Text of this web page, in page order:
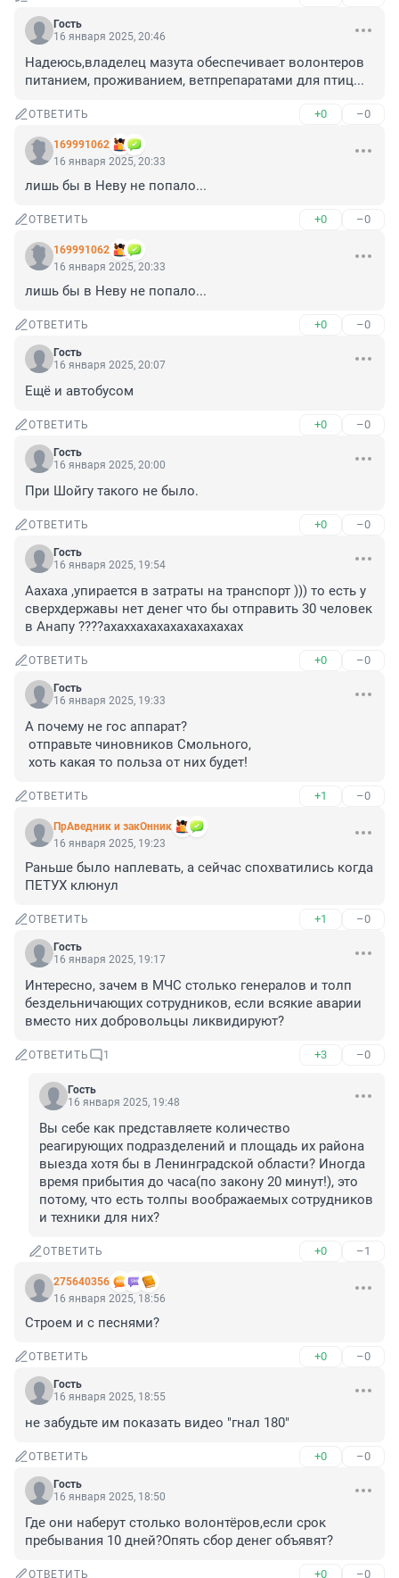
Гость
16 января 2025, 20:46
Надеюсь,владелец мазута обеспечивает волонтеров
питанием, проживанием, ветпрепаратами для птиц...
ОТВЕТИТЬ +0 –0
169991062
16 января 2025, 20:33
лишь бы в Неву не попало...
ОТВЕТИТЬ +0 –0
169991062
16 января 2025, 20:33
лишь бы в Неву не попало...
ОТВЕТИТЬ +0 –0
Гость
16 января 2025, 20:07
Ещё и автобусом
ОТВЕТИТЬ +0 –0
Гость
16 января 2025, 20:00
При Шойгу такого не было.
ОТВЕТИТЬ +0 –0
Гость
16 января 2025, 19:54
Аахаха ,упирается в затраты на транспорт ))) то есть у
сверхдержавы нет денег что бы отправить 30 человек
в Анапу ????ахаххахахахахахахахах
ОТВЕТИТЬ +0 –0
Гость
16 января 2025, 19:33
А почему не гос аппарат?
отправьте чиновников Смольного,
хоть какая то польза от них будет!
ОТВЕТИТЬ +1 –0
ПрАведник и закОнник
16 января 2025, 19:23
Раньше было наплевать, а сейчас спохватились когда
ПЕТУХ клюнул
ОТВЕТИТЬ +1 –0
Гость
16 января 2025, 19:17
Интересно, зачем в МЧС столько генералов и толп
бездельничающих сотрудников, если всякие аварии
вместо них добровольцы ликвидируют?
ОТВЕТИТЬ 1 +3 –0
Гость
16 января 2025, 19:48
Вы себе как представляете количество
реагирующих подразделений и площадь их района
выезда хотя бы в Ленинградской области? Иногда
время прибытия до часа(по закону 20 минут!), это
потому, что есть толпы воображаемых сотрудников
и техники для них?
ОТВЕТИТЬ +0 –1
275640356
16 января 2025, 18:56
Строем и с песнями?
ОТВЕТИТЬ +0 –0
Гость
16 января 2025, 18:55
не забудьте им показать видео "гнал 180"
ОТВЕТИТЬ +0 –0
Гость
16 января 2025, 18:50
Где они наберут столько волонтёров,если срок
пребывания 10 дней?Опять сбор денег объявят?
ОТВЕТИТЬ +0 –0